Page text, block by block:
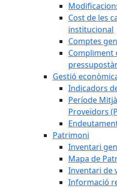
Cost de les
institucional
Comptes
Compliment
Gestió
Indicadors
Període
Proveïdors
Patrimoni
Inventari
Mapa de
Inventari de
Informació